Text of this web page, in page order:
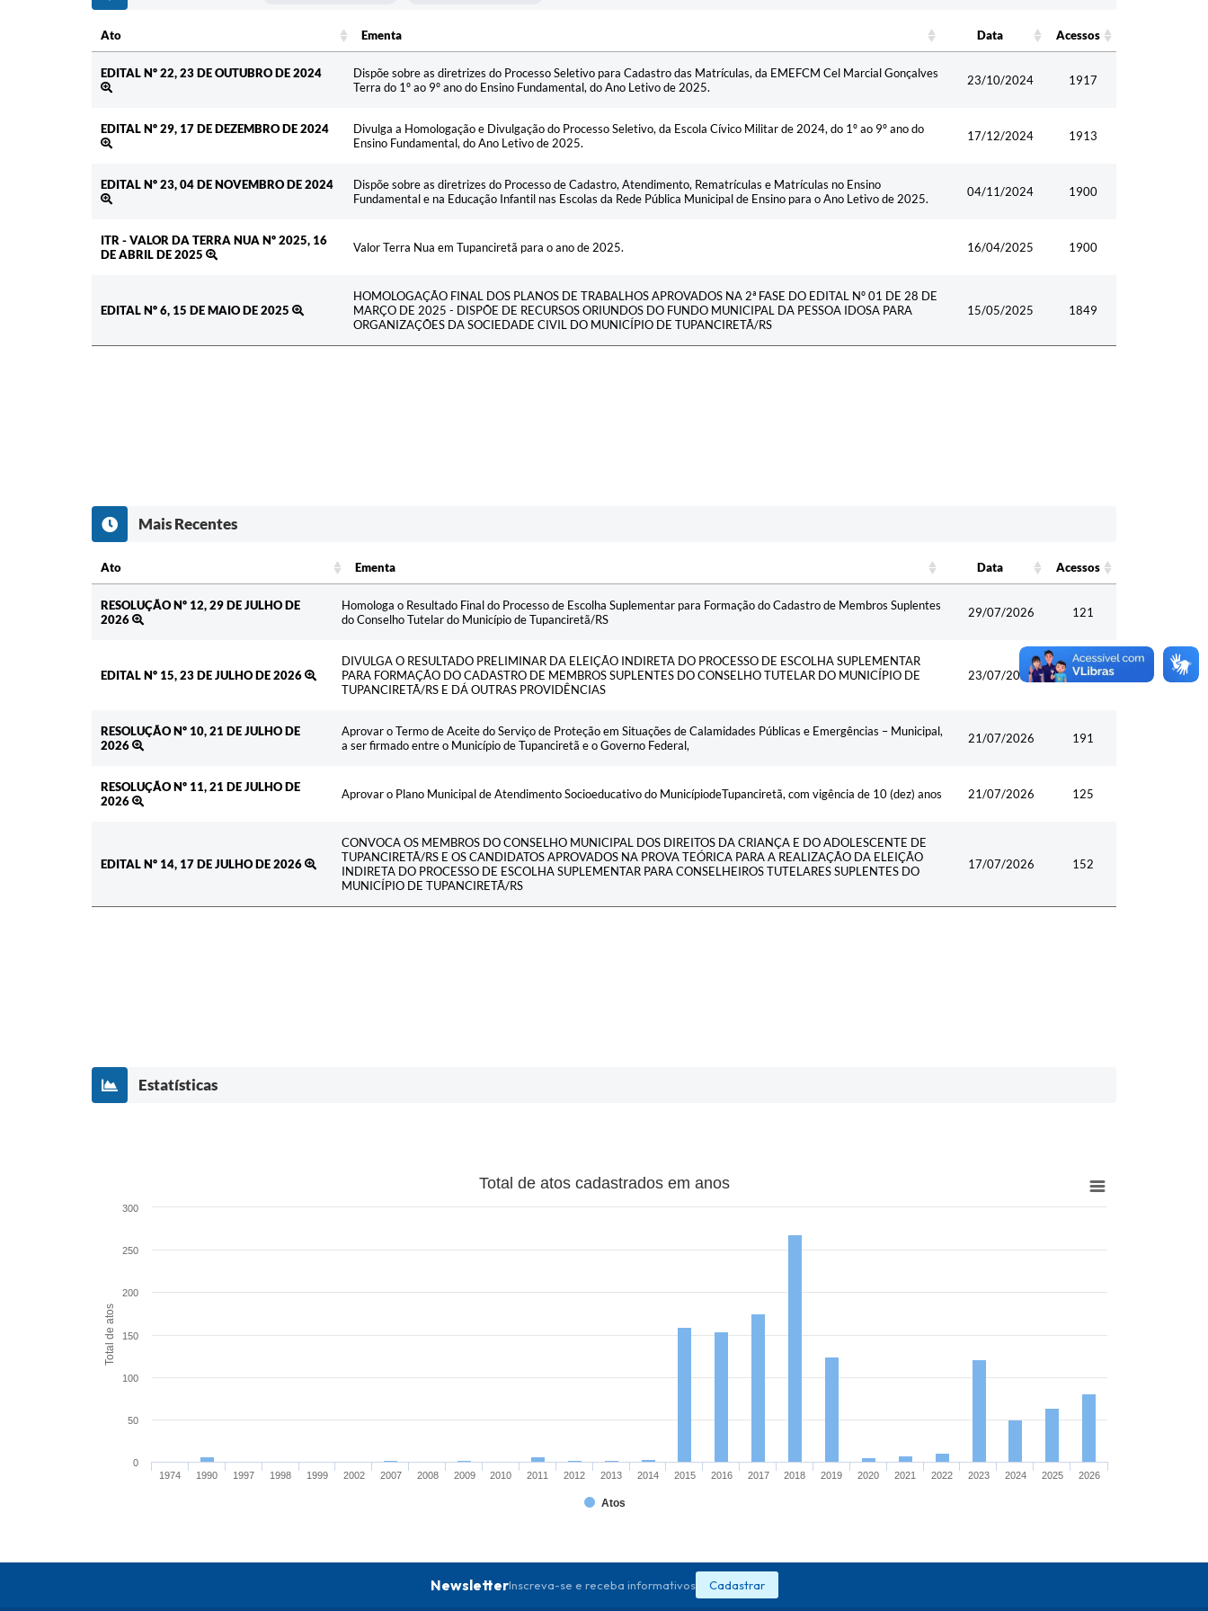
Ato Ementa Data
Acessos
s
EDITAL Nº 22, 23 DE OUTUBRO DE 2024
Dispõe sobre as diretrizes do Processo Seletivo para Cadastro das Matrículas, da EMEFCM Cel Marcial Gonçalves
Terra do 1º ao 9º ano do Ensino Fundamental, do Ano Letivo de 2025.
23/10/2024 1917
EDITAL Nº 29, 17 DE DEZEMBRO DE 2024
Divulga a Homologação e Divulgação do Processo Seletivo, da Escola Cívico Militar de 2024, do 1º ao 9º ano do
Ensino Fundamental, do Ano Letivo de 2025.
17/12/2024 1913
EDITAL Nº 23, 04 DE NOVEMBRO DE 2024
Dispõe sobre as diretrizes do Processo de Cadastro, Atendimento, Rematrículas e Matrículas no Ensino
Fundamental e na Educação Infantil nas Escolas da Rede Pública Municipal de Ensino para o Ano Letivo de 2025.
04/11/2024 1900
ITR - VALOR DA TERRA NUA Nº 2025, 16
DE ABRIL DE 2025
Valor Terra Nua em Tupanciretã para o ano de 2025. 16/04/2025 1900
EDITAL Nº 6, 15 DE MAIO DE 2025
HOMOLOGAÇÃO FINAL DOS PLANOS DE TRABALHOS APROVADOS NA 2ª FASE DO EDITAL Nº 01 DE 28 DE
MARÇO DE 2025 - DISPÕE DE RECURSOS ORIUNDOS DO FUNDO MUNICIPAL DA PESSOA IDOSA PARA
ORGANIZAÇÕES DA SOCIEDADE CIVIL DO MUNICÍPIO DE TUPANCIRETÃ/RS
15/05/2025 1849
Mais Recentes
Ato Ementa Data
Acessos
s
RESOLUÇÃO Nº 12, 29 DE JULHO DE
2026
Homologa o Resultado Final do Processo de Escolha Suplementar para Formação do Cadastro de Membros Suplentes
do Conselho Tutelar do Município de Tupanciretã/RS
29/07/2026 121
EDITAL Nº 15, 23 DE JULHO DE 2026
DIVULGA O RESULTADO PRELIMINAR DA ELEIÇÃO INDIRETA DO PROCESSO DE ESCOLHA SUPLEMENTAR
PARA FORMAÇÃO DO CADASTRO DE MEMBROS SUPLENTES DO CONSELHO TUTELAR DO MUNICÍPIO DE
TUPANCIRETÃ/RS E DÁ OUTRAS PROVIDÊNCIAS
23/07/2026 110
RESOLUÇÃO Nº 10, 21 DE JULHO DE
2026
Aprovar o Termo de Aceite do Serviço de Proteção em Situações de Calamidades Públicas e Emergências – Municipal,
a ser firmado entre o Município de Tupanciretã e o Governo Federal,
21/07/2026 191
RESOLUÇÃO Nº 11, 21 DE JULHO DE
2026
Aprovar o Plano Municipal de Atendimento Socioeducativo do MunicípiodeTupanciretã, com vigência de 10 (dez) anos 21/07/2026 125
EDITAL Nº 14, 17 DE JULHO DE 2026
CONVOCA OS MEMBROS DO CONSELHO MUNICIPAL DOS DIREITOS DA CRIANÇA E DO ADOLESCENTE DE
TUPANCIRETÃ/RS E OS CANDIDATOS APROVADOS NA PROVA TEÓRICA PARA A REALIZAÇÃO DA ELEIÇÃO
INDIRETA DO PROCESSO DE ESCOLHA SUPLEMENTAR PARA CONSELHEIROS TUTELARES SUPLENTES DO
MUNICÍPIO DE TUPANCIRETÃ/RS
17/07/2026 152
Estatísticas
Total de atos
Total de atos cadastrados em anos
Atos
1974 1990 1997 1998 1999 2002 2007 2008 2009 2010 2011 2012 2013 2014 2015 2016 2017 2018 2019 2020 2021 2022 2023 2024 2025 2026
0
50
100
150
200
250
300
NewsletterInscreva-se e receba informativos Cadastrar